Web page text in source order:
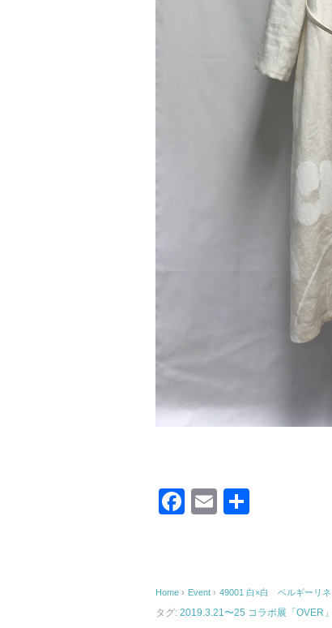
F
b
E
Home › Event › 49001 白×白 ベルギーリネ
タグ: 2019.3.21〜25 コラボ展「OVER